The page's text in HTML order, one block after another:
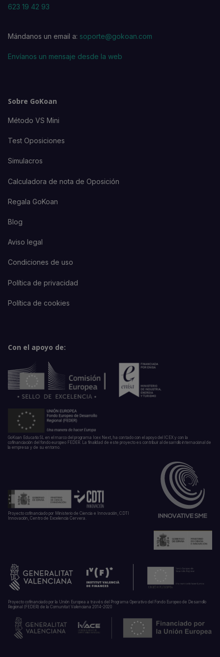
623 19 42 93
Mándanos un email a: soporte@gokoan.com
Envíanos un mensaje desde la web
Sobre GoKoan
Método VS Mini
Test Oposiciones
Simulacros
Calculadora de nota de Oposición
Regala GoKoan
Blog
Aviso legal
Condiciones de uso
Política de privacidad
Política de cookies
Con el apoyo de:
GoKoan Educatio SL en el marco del programa Icex Next, ha contado con el apoyo del ICEX y con la
cofinanciación del fondo europeo FEDER. La finalidad de este proyecto es contribuir al desarrollo internacional de
la empresa y de su entorno.
Proyecto cofinanciado por Ministerio de Ciencia e Innovación, CDTI
Innovación, Centro de Excelencia Cervera.
Proyecto cofinanciado por la Unión Europea a través del Programa Operativo del Fondo Europeo de Desarrollo
Regional (FEDER) de la Comunitat Valenciana 2014-2020